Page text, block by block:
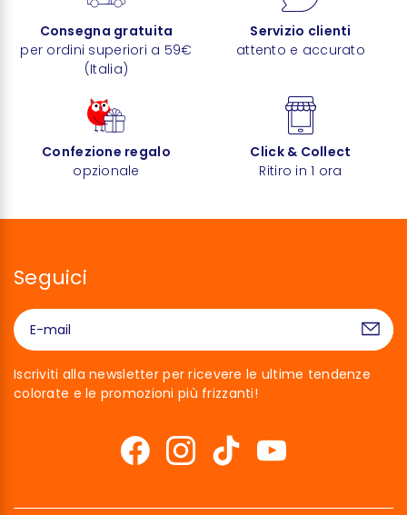
Consegna gratuita
per ordini superiori a 59€
(Italia)
Servizio clienti
attento e accurato
Confezione regalo
opzionale
Click & Collect
Ritiro in 1 ora
Seguici
Iscriviti alla newsletter per ricevere le ultime tendenze
colorate e le promozioni più frizzanti!